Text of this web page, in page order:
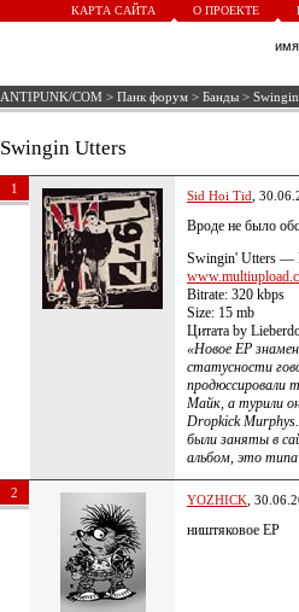
КАРТА САЙТА О ПРОЕКТЕ
ANTIPUNK/COM > Панк форум > Банды >
Swingin Utters
1 Sid Hoi Tid ,
Вроде не было
Swingin' Utters —
Bitrate: 320 kbps
Size: 15 mb
Цитата by
«Новое EP
статусности
продюссировали
Майк, а турили
Dropkick
были заняты в
альбом, это типа
2 YOZHICK ,
ништяковое EP